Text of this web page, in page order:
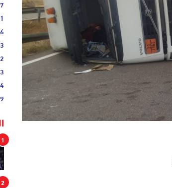
1
2